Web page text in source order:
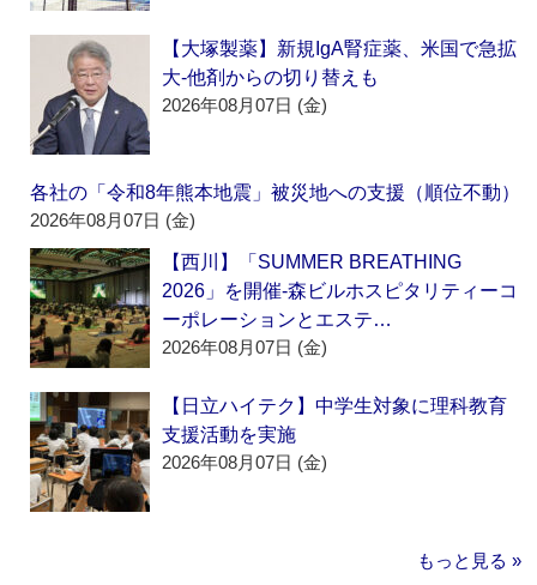
【大塚製薬】新規IgA腎症薬、米国で急拡
大‐他剤からの切り替えも
2026年08月07日 (金)
各社の「令和8年熊本地震」被災地への支援（順位不動）
2026年08月07日 (金)
【西川】「SUMMER BREATHING
2026」を開催‐森ビルホスピタリティーコ
ーポレーションとエステ…
2026年08月07日 (金)
【日立ハイテク】中学生対象に理科教育
支援活動を実施
2026年08月07日 (金)
もっと見る »